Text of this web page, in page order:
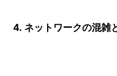
ネットワークの混雑